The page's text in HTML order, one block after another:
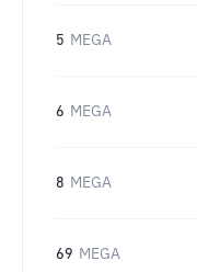
5 MEGA
6 MEGA
8 MEGA
69 MEGA